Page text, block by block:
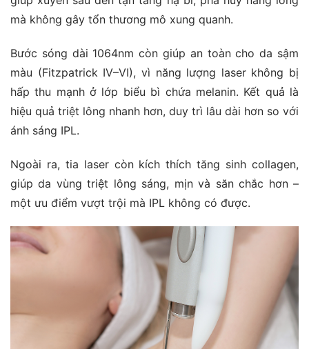
mà không gây tổn thương mô xung quanh.
Bước sóng dài 1064nm còn giúp an toàn cho da sậm
màu (Fitzpatrick IV–VI), vì năng lượng laser không bị
hấp thu mạnh ở lớp biểu bì chứa melanin. Kết quả là
hiệu quả triệt lông nhanh hơn, duy trì lâu dài hơn so với
ánh sáng IPL.
Ngoài ra, tia laser còn kích thích tăng sinh collagen,
giúp da vùng triệt lông sáng, mịn và săn chắc hơn –
một ưu điểm vượt trội mà IPL không có được.